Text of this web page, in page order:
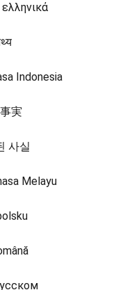
Indonesia
実
사실
Melayu